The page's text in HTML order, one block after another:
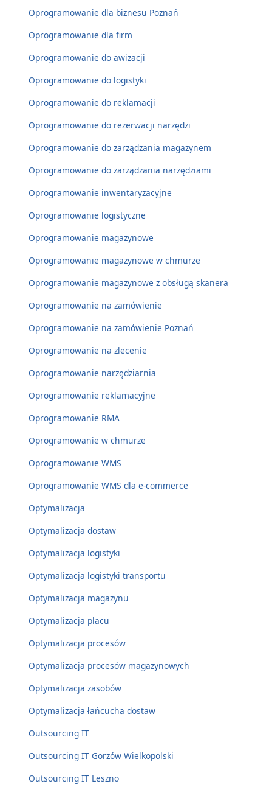
Oprogramowanie dla biznesu Poznań
Oprogramowanie dla firm
Oprogramowanie do awizacji
Oprogramowanie do logistyki
Oprogramowanie do reklamacji
Oprogramowanie do rezerwacji narzędzi
Oprogramowanie do zarządzania magazynem
Oprogramowanie do zarządzania narzędziami
Oprogramowanie inwentaryzacyjne
Oprogramowanie logistyczne
Oprogramowanie magazynowe
Oprogramowanie magazynowe w chmurze
Oprogramowanie magazynowe z obsługą skanera
Oprogramowanie na zamówienie
Oprogramowanie na zamówienie Poznań
Oprogramowanie na zlecenie
Oprogramowanie narzędziarnia
Oprogramowanie reklamacyjne
Oprogramowanie RMA
Oprogramowanie w chmurze
Oprogramowanie WMS
Oprogramowanie WMS dla e-commerce
Optymalizacja
Optymalizacja dostaw
Optymalizacja logistyki
Optymalizacja logistyki transportu
Optymalizacja magazynu
Optymalizacja placu
Optymalizacja procesów
Optymalizacja procesów magazynowych
Optymalizacja zasobów
Optymalizacja łańcucha dostaw
Outsourcing IT
Outsourcing IT Gorzów Wielkopolski
Outsourcing IT Leszno